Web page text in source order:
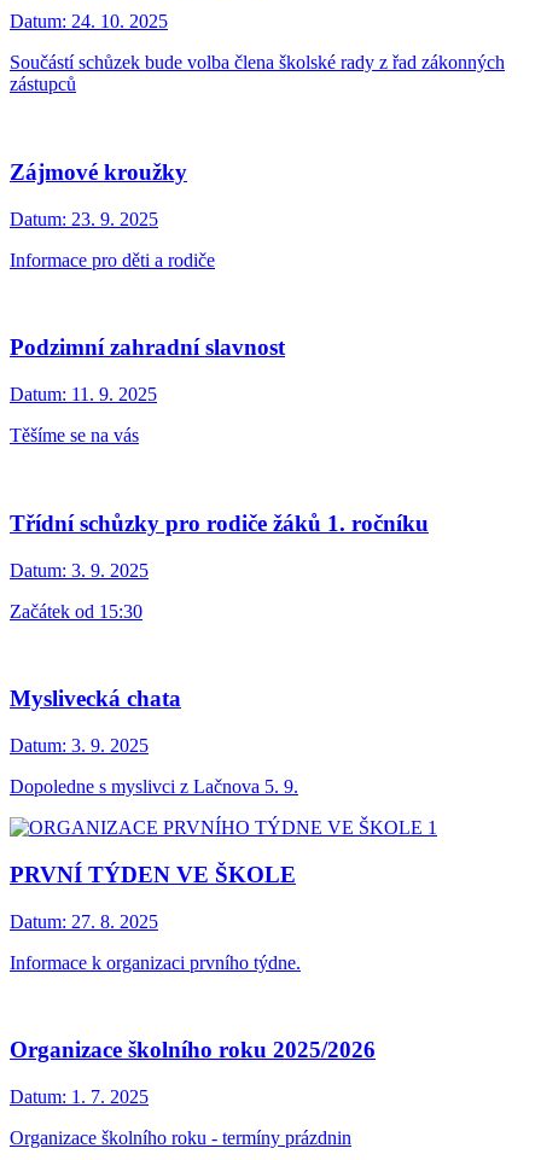
Datum: 24. 10. 2025
Součástí schůzek bude volba člena školské rady z řad zákonných
zástupců
Zájmové kroužky
Datum: 23. 9. 2025
Informace pro děti a rodiče
Podzimní zahradní slavnost
Datum: 11. 9. 2025
Těšíme se na vás
Třídní schůzky pro rodiče žáků 1. ročníku
Datum: 3. 9. 2025
Začátek od 15:30
Myslivecká chata
Datum: 3. 9. 2025
Dopoledne s myslivci z Lačnova 5. 9.
PRVNÍ TÝDEN VE ŠKOLE
Datum: 27. 8. 2025
Informace k organizaci prvního týdne.
Organizace školního roku 2025/2026
Datum: 1. 7. 2025
Organizace školního roku - termíny prázdnin